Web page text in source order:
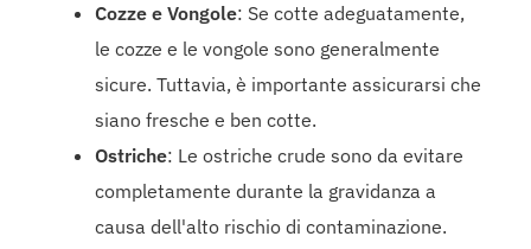
Cozze e Vongole: Se cotte adeguatamente,
le cozze e le vongole sono generalmente
sicure. Tuttavia, è importante assicurarsi che
siano fresche e ben cotte.
Ostriche: Le ostriche crude sono da evitare
completamente durante la gravidanza a
causa dell'alto rischio di contaminazione.